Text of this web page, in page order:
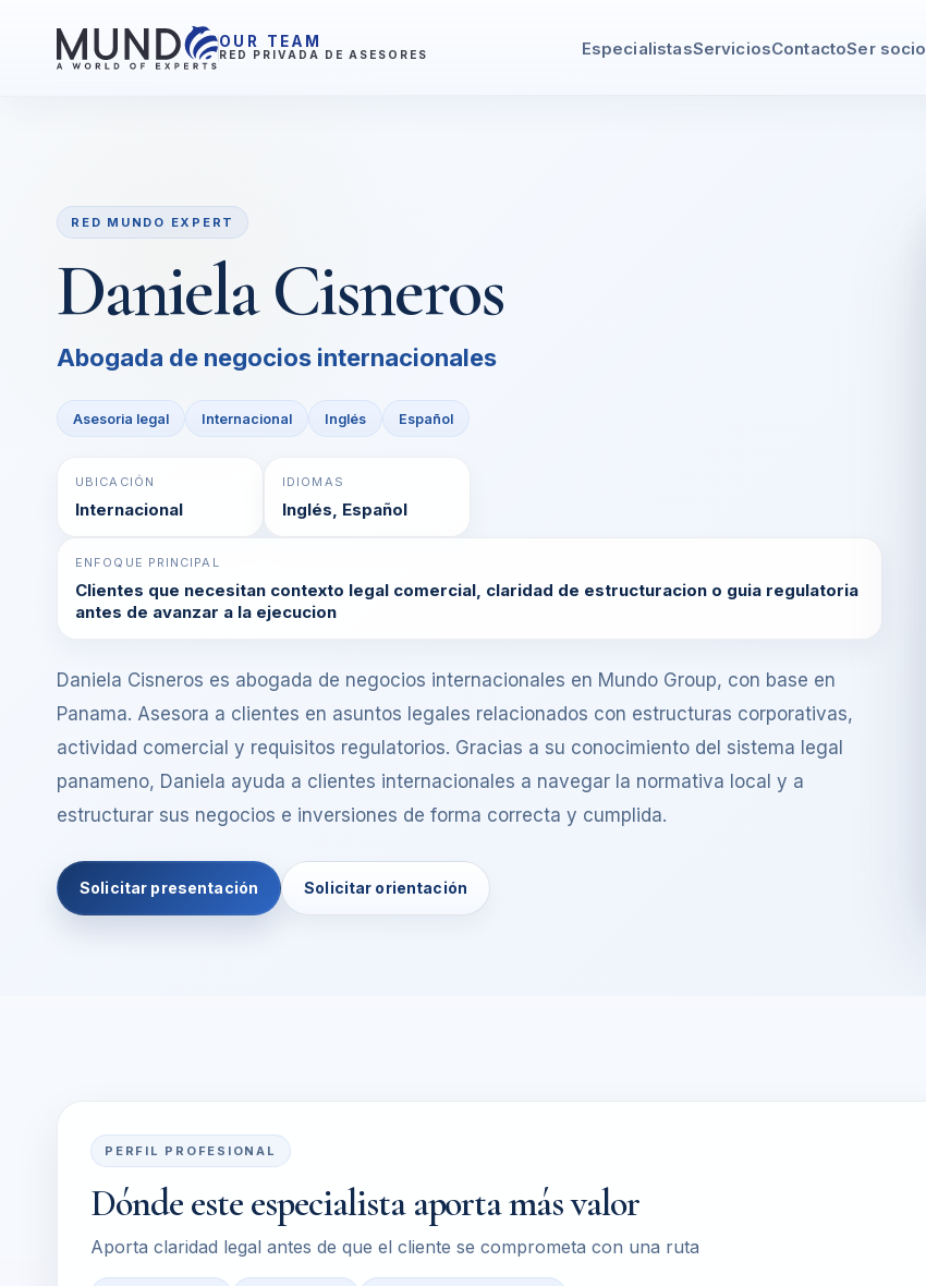
OUR TEAM
RED PRIVADA DE ASESORES EspecialistasServiciosContactoSer socio
RED MUNDO EXPERT
Daniela Cisneros
Abogada de negocios internacionales
Asesoria legal Internacional Inglés Español
UBICACIÓN
Internacional
IDIOMAS
Inglés, Español
ENFOQUE PRINCIPAL
Clientes que necesitan contexto legal comercial, claridad de estructuracion o guia regulatoria
antes de avanzar a la ejecucion
Daniela Cisneros es abogada de negocios internacionales en Mundo Group, con base en
Panama. Asesora a clientes en asuntos legales relacionados con estructuras corporativas,
actividad comercial y requisitos regulatorios. Gracias a su conocimiento del sistema legal
panameno, Daniela ayuda a clientes internacionales a navegar la normativa local y a
estructurar sus negocios e inversiones de forma correcta y cumplida.
Solicitar presentación Solicitar orientación
PERFIL PROFESIONAL
Dónde este especialista aporta más valor
Aporta claridad legal antes de que el cliente se comprometa con una ruta